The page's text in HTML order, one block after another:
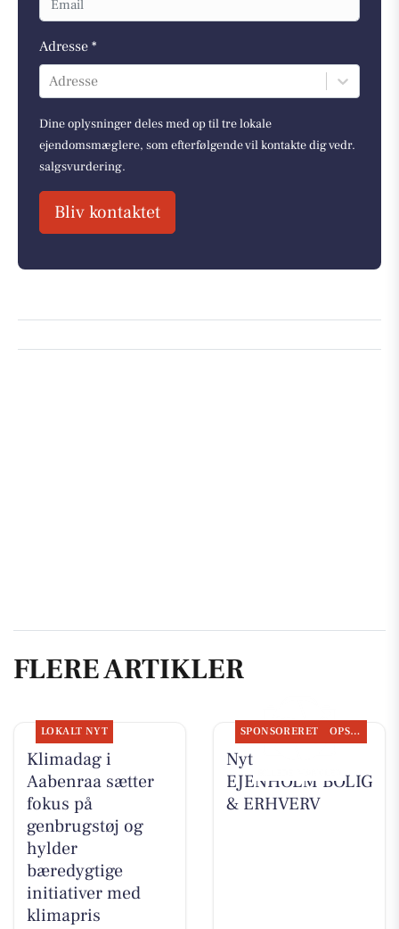
Adresse *
Adresse
Dine oplysninger deles med op til tre lokale
ejendomsmæglere, som efterfølgende vil kontakte dig vedr.
salgsvurdering.
Bliv kontaktet
FLERE ARTIKLER
LOKALT NYT
Klimadag i
Aabenraa sætter
fokus på
genbrugstøj og
hylder
bæredygtige
initiativer med
klimapris
SPONSORERET OPSLAGSTAVLEN
Nyt fra
EJENHOLM BOLIG
& ERHVERV